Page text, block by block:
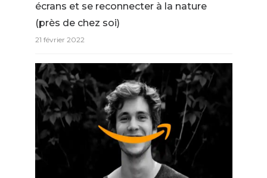
écrans et se reconnecter à la nature
(près de chez soi)
21 février 2022